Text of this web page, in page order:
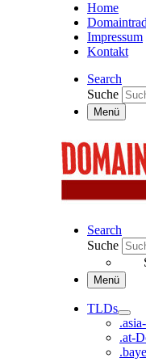
Home
Impressum
Kontakt
Search
Suche
Menü
Search
Suche
Menü
TLDs
.at-